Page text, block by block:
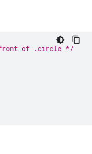
of .circle */